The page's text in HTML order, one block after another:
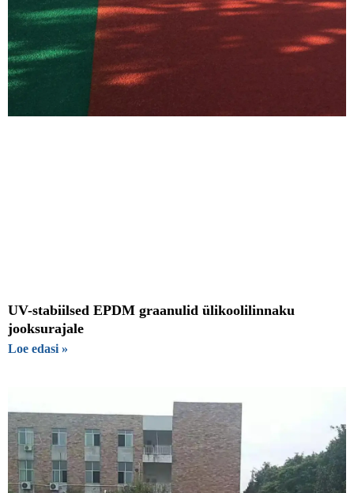
UV-stabiilsed EPDM graanulid ülikoolilinnaku
jooksurajale
Loe edasi »